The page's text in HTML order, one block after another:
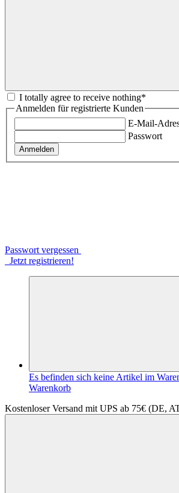
I totally agree to receive nothing*
Anmelden für registrierte Kunden
E-Mail-
Passwort
Anmelden
Passwort vergessen
Jetzt registrieren!
Es befinden sich keine Artikel im
Warenkorb
Kostenloser Versand mit UPS ab 75€ (DE,